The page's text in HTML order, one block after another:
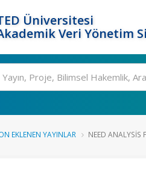
Üniversitesi
Veri Yönetim
EKLENEN YAYINLAR NEED ANALYSIS